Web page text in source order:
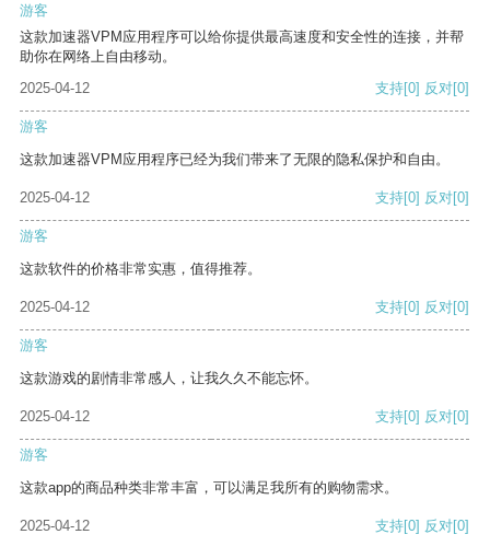
游客
这款加速器VPM应用程序可以给你提供最高速度和安全性的连接，并帮
助你在网络上自由移动。
2025-04-12
支持[0] 反对[0]
游客
这款加速器VPM应用程序已经为我们带来了无限的隐私保护和自由。
2025-04-12 支持[0] 反对[0]
游客
这款软件的价格非常实惠，值得推荐。
2025-04-12 支持[0] 反对[0]
游客
这款游戏的剧情非常感人，让我久久不能忘怀。
2025-04-12 支持[0] 反对[0]
游客
这款app的商品种类非常丰富，可以满足我所有的购物需求。
2025-04-12 支持[0] 反对[0]